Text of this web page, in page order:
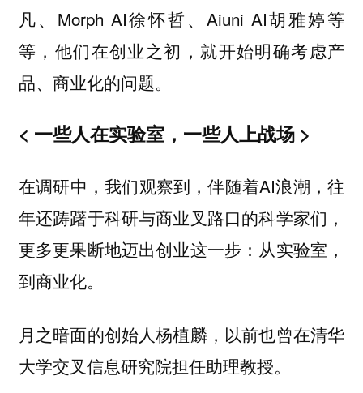
凡、Morph AI徐怀哲、Aiuni AI胡雅婷等
等，他们在创业之初，就开始明确考虑产
品、商业化的问题。
< 一些人在实验室，一些人上战场 >
在调研中，我们观察到，伴随着AI浪潮，往
年还踌躇于科研与商业叉路口的科学家们，
更多更果断地迈出创业这一步：从实验室，
到商业化。
月之暗面的创始人杨植麟，以前也曾在清华
大学交叉信息研究院担任助理教授。